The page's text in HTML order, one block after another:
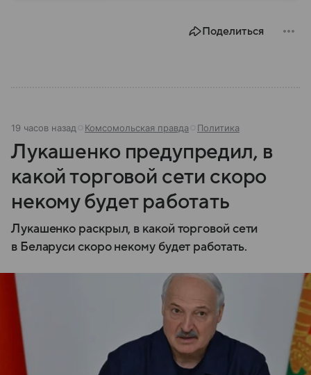
Поделиться
19 часов назад Комсомольская правда Политика
Лукашенко предупредил, в
какой торговой сети скоро
некому будет работать
Лукашенко раскрыл, в какой торговой сети
в Беларуси скоро некому будет работать.